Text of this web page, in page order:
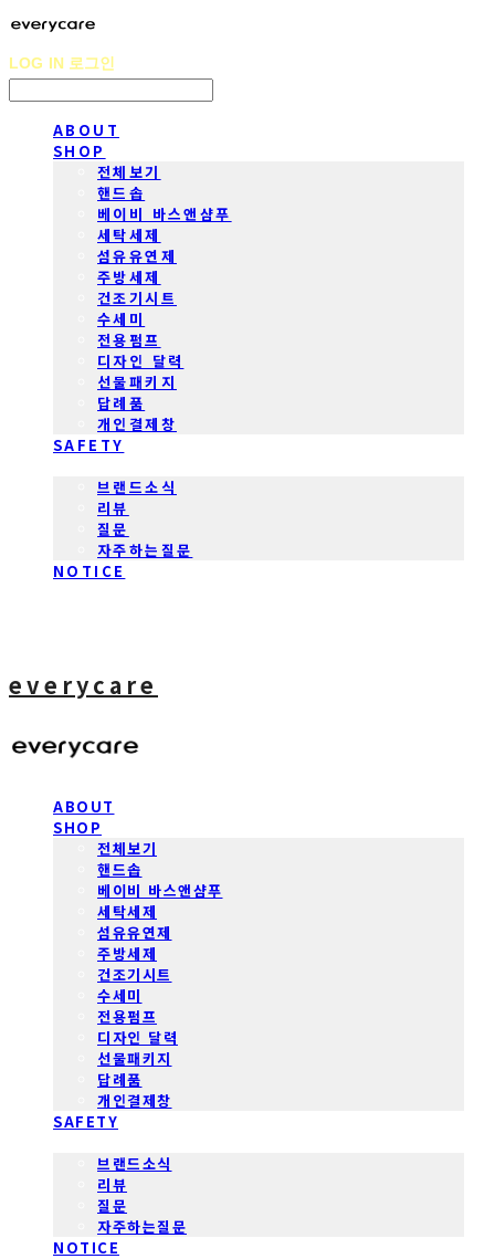
LOG IN 로그인
ABOUT
SHOP
전체보기
핸드솝
베이비 바스앤샴푸
세탁세제
섬유유연제
주방세제
건조기시트
수세미
전용펌프
디자인 달력
선물패키지
답례품
개인결제창
SAFETY
브랜드소식
리뷰
질문
자주하는질문
NOTICE
everycare
ABOUT
SHOP
전체보기
핸드솝
베이비 바스앤샴푸
세탁세제
섬유유연제
주방세제
건조기시트
수세미
전용펌프
디자인 달력
선물패키지
답례품
개인결제창
SAFETY
브랜드소식
리뷰
질문
자주하는질문
NOTICE